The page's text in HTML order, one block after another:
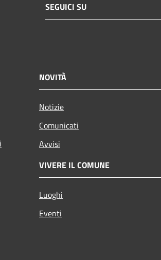
SEGUICI SU
NOVITÀ
Notizie
Comunicati
Avvisi
VIVERE IL COMUNE
Luoghi
Eventi